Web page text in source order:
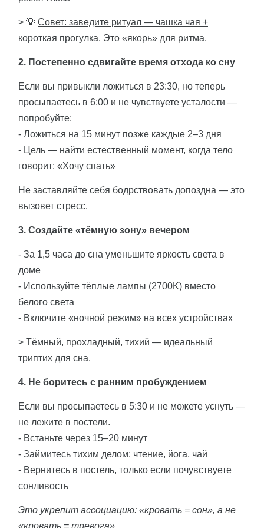
> 💡 Совет: заведите ритуал — чашка чая +
короткая прогулка. Это «якорь» для ритма.
2. Постепенно сдвигайте время отхода ко сну
Если вы привыкли ложиться в 23:30, но теперь
просыпаетесь в 6:00 и не чувствуете усталости —
попробуйте:
- Ложиться на 15 минут позже каждые 2–3 дня
- Цель — найти естественный момент, когда тело
говорит: «Хочу спать»
Не заставляйте себя бодрствовать допоздна — это
вызовет стресс.
3. Создайте «тёмную зону» вечером
- За 1,5 часа до сна уменьшите яркость света в
доме
- Используйте тёплые лампы (2700K) вместо
белого света
- Включите «ночной режим» на всех устройствах
> Тёмный, прохладный, тихий — идеальный
триптих для сна.
4. Не боритесь с ранним пробуждением
Если вы просыпаетесь в 5:30 и не можете уснуть —
не лежите в постели.
- Встаньте через 15–20 минут
- Займитесь тихим делом: чтение, йога, чай
- Вернитесь в постель, только если почувствуете
сонливость
Это укрепит ассоциацию: «кровать = сон», а не